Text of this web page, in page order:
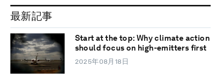
最新記事
Start at the top: Why climate action
should focus on high-emitters first
2025年08月18日